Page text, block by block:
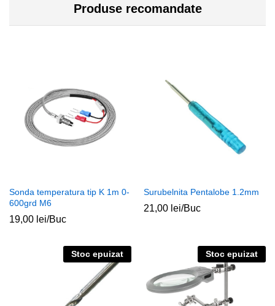
Produse recomandate
Sonda temperatura tip K 1m 0-
600grd M6
19,00 lei/Buc
Surubelnita Pentalobe 1.2mm
21,00 lei/Buc
Stoc epuizat Stoc epuizat